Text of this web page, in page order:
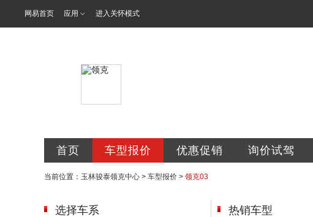
网易首页 应用 进入关怀模式
首页 车型报价 优惠促销 询价试驾
当前位置： 玉林骏泰领克中心 > 车型报价 > 领克03
选择车系 热销车型